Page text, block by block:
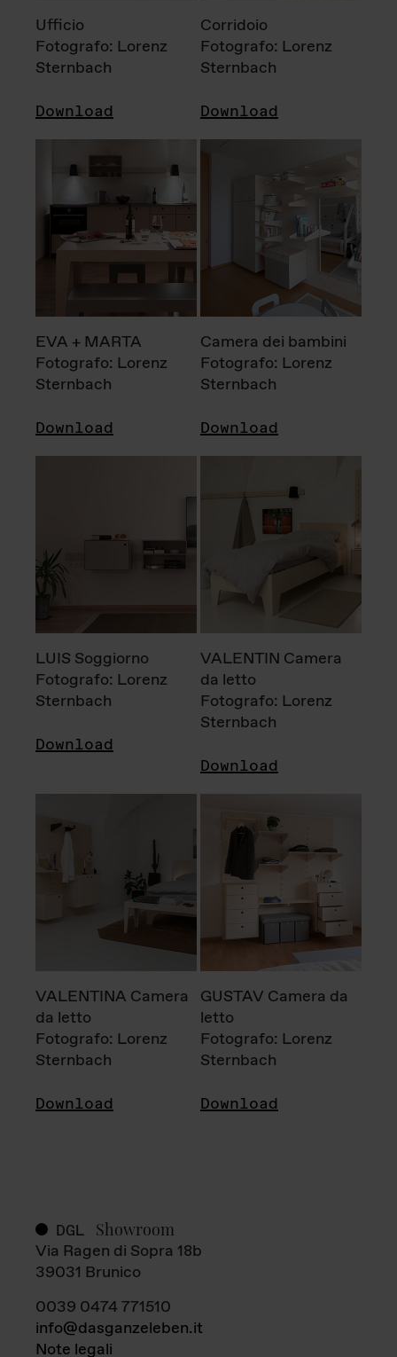
Ufficio
Fotografo: Lorenz
Sternbach
Download
Corridoio
Fotografo: Lorenz
Sternbach
Download
EVA + MARTA
Fotografo: Lorenz
Sternbach
Download
Camera dei bambini
Fotografo: Lorenz
Sternbach
Download
LUIS Soggiorno
Fotografo: Lorenz
Sternbach
Download
VALENTIN Camera
da letto
Fotografo: Lorenz
Sternbach
Download
VALENTINA Camera
da letto
Fotografo: Lorenz
Sternbach
Download
GUSTAV Camera da
letto
Fotografo: Lorenz
Sternbach
Download
DGL Showroom
Via Ragen di Sopra 18b
39031 Brunico
0039 0474 771510
info@dasganzeleben.it
Note legali